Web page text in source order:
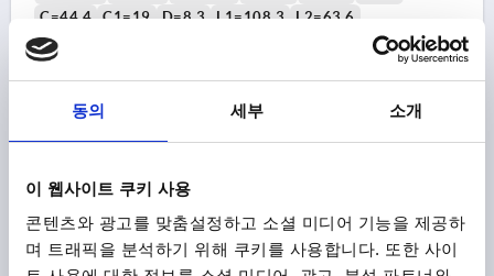
동의 세부 소개
이 웹사이트 쿠키 사용
콘텐츠와 광고를 맞춤설정하고 소셜 미디어 기능을 제공하
며 트래픽을 분석하기 위해 쿠키를 사용합니다. 또한 사이
C=44,4
C1=19 D=8,3 L1=108,3
L2=63,6
클램핑 스핀들=M10X85
세부 사항
K1240